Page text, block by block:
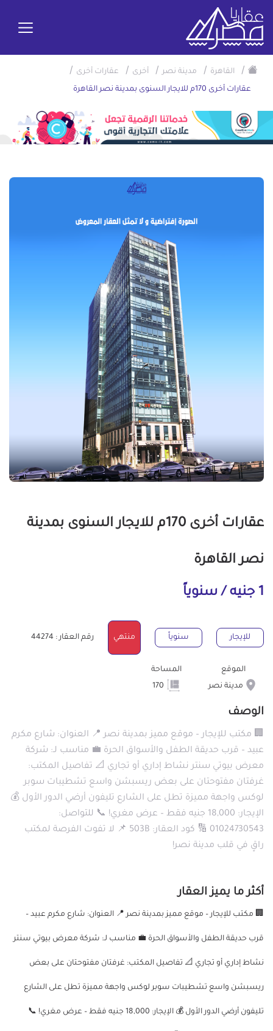
/ القاهرة / مدينة نصر / أخرى / عقارات أخرى /
عقارات أخرى 170م للايجار السنوى بمدينة نصر القاهرة
عقارات أخرى 170م للايجار السنوى بمدينة
نصر القاهرة
1 جنيه / سنوياً
للإيجار سنوياً منتهي رقم العقار : 44274
الموقع
مدينة نصر
المساحة
الوصف
🏢 مكتب للإيجار – موقع مميز بمدينة نصر 📍 العنوان: شارع مكرم
عبيد – قرب حديقة الطفل والأسواق الحرة 💼 مناسب لـ: شركة
معرض بيوتي سنتر نشاط إداري أو تجاري 📐 تفاصيل المكتب:
غرفتان مفتوحتان على بعض ريسبشن واسع تشطيبات سوبر
لوكس واجهة مميزة تطل على الشارع تليفون أرضي الدور الأول 💰
الإيجار: 18,000 جنيه فقط – عرض مغري! 📞 للتواصل:
01024730543 🔢 كود العقار: 503B 📌 لا تفوت الفرصة لمكتب
راقٍ في قلب مدينة نصر!
أكثر ما يميز العقار
🏢 مكتب للإيجار – موقع مميز بمدينة نصر 📍 العنوان: شارع مكرم عبيد –
قرب حديقة الطفل والأسواق الحرة 💼 مناسب لـ: شركة معرض بيوتي سنتر
نشاط إداري أو تجاري 📐 تفاصيل المكتب: غرفتان مفتوحتان على بعض
ريسبشن واسع تشطيبات سوبر لوكس واجهة مميزة تطل على الشارع
تليفون أرضي الدور الأول 💰 الإيجار: 18,000 جنيه فقط – عرض مغري! 📞